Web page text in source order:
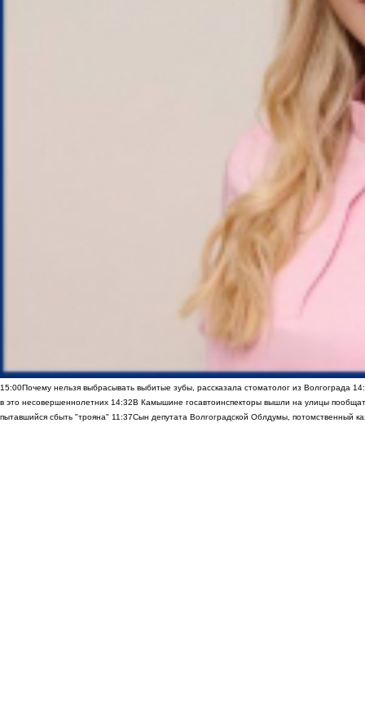
15:00Почему нельзя выбрасывать выбитые зубы, рассказала стоматолог из Волгограда
в это несовершеннолетних 14:32В Камышине госавтоинспекторы вышли на улицы
пытавшийся сбыть "трояна" 11:37Сын депутата Волгоградской Облдумы, потомственный